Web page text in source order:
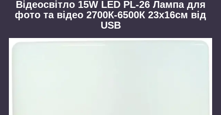
Відеосвітло 15W LED PL-26 Лампа для
фото та відео 2700К-6500К 23x16см від
USB